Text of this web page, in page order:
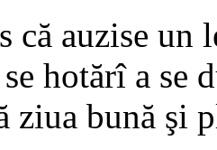
auzise un
se hotărî a se
ziua bună şi